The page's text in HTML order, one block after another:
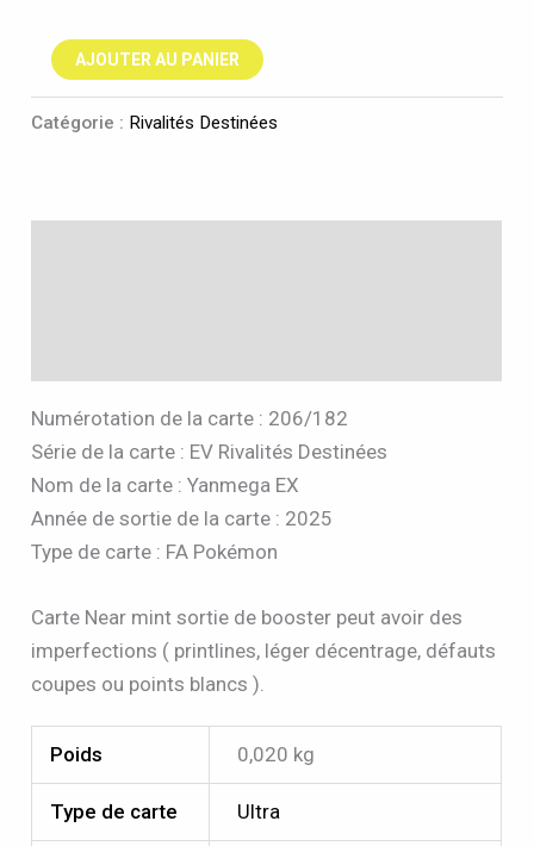
AJOUTER AU PANIER
Catégorie : Rivalités Destinées
Numérotation de la carte : 206/182
Série de la carte : EV Rivalités Destinées
Nom de la carte : Yanmega EX
Année de sortie de la carte : 2025
Type de carte : FA Pokémon
Carte Near mint sortie de booster peut avoir des
imperfections ( printlines, léger décentrage, défauts
coupes ou points blancs ).
Poids 0,020 kg
Type de carte Ultra